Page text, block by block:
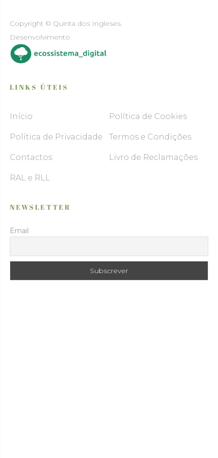
Copyright © Quinta dos Ingleses.
Desenvolvimento
LINKS ÚTEIS
Início Política de Cookies
Política de Privacidade Termos e Condições
Contactos Livro de Reclamações
RAL e RLL
NEWSLETTER
Email